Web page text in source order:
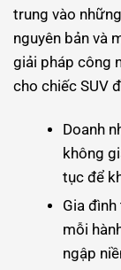
trung vào
nguyên bản và
giải pháp công
cho chiếc SUV
Doanh
không
tục để
Gia
mỗi
ngập